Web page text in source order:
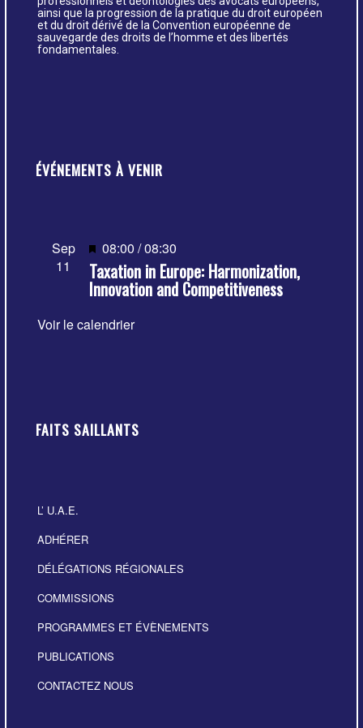
ainsi que la progression de la pratique du droit européen
et du droit dérivé de la Convention européenne de
sauvegarde des droits de l’homme et des libertés
fondamentales.
ÉVÉNEMENTS À VENIR
Sep
11
Mis
en
avant
08:00 /08:30
Taxation in Europe: Harmonization,
Innovation and Competitiveness
Voir le calendrier
FAITS SAILLANTS
L’ U.A.E.
ADHÉRER
DÉLÉGATIONS RÉGIONALES
COMMISSIONS
PROGRAMMES ET ÉVÈNEMENTS
PUBLICATIONS
CONTACTEZ NOUS